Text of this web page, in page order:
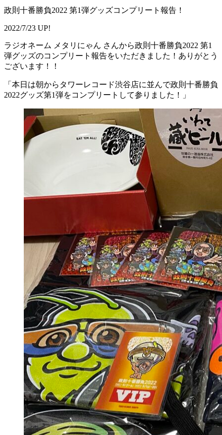
政則十番勝負2022 第1弾グッズコンプリート報告！
2022/7/23 UP!
ラジオネーム メタリにゃん さんから政則十番勝負2022 第1
弾グッズのコンプリート報告をいただきました！ありがとう
ございます！！
「本日は朝からタワーレコード渋谷店に並んで政則十番勝負
2022グッズ第1弾をコンプリートして参りました！」